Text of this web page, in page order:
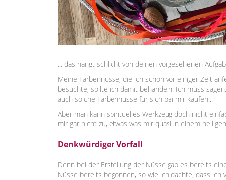
... das hängt schlicht von deinen vorgesehenen
Meine Farbennüsse, die ich schon vor einiger Zeit
besuchte, sollte ich damit behandeln. Ich muss
auch solche Farbennüsse für sich bei mir kaufen...
Aber man kann spirituelles Werkzeug doch nicht
mir gar nicht zu, etwas was mir quasi in einem
Denkwürdiger Vorfall
Denn bei der Erstellung der Nüsse gab es bereits
Nüsse bereits begonnen, so wie ich dachte, dass